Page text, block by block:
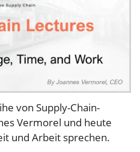
von Supply-Chain-
Vermorel und heute
und Arbeit sprechen.